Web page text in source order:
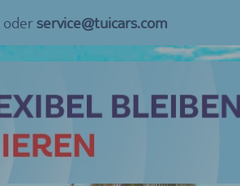
oder service@tuicars.com